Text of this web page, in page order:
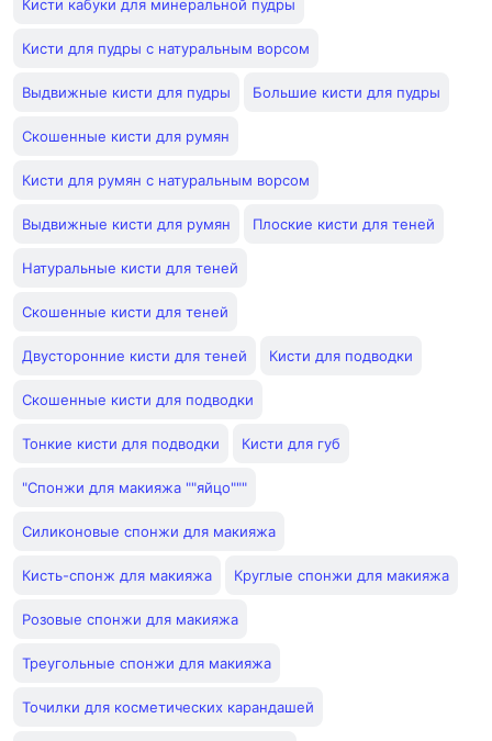
Кисти кабуки для минеральной пудры
Кисти для пудры с натуральным ворсом
Выдвижные кисти для пудры Большие кисти для пудры
Скошенные кисти для румян
Кисти для румян с натуральным ворсом
Выдвижные кисти для румян Плоские кисти для теней
Натуральные кисти для теней
Скошенные кисти для теней
Двусторонние кисти для теней Кисти для подводки
Скошенные кисти для подводки
Тонкие кисти для подводки Кисти для губ
"Спонжи для макияжа ""яйцо"""
Силиконовые спонжи для макияжа
Кисть-спонж для макияжа Круглые спонжи для макияжа
Розовые спонжи для макияжа
Треугольные спонжи для макияжа
Точилки для косметических карандашей